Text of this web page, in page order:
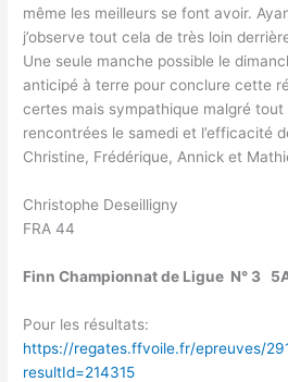
même les meilleurs se font avoir.
j’observe tout cela de très loin
Une seule manche possible le
anticipé à terre pour conclure cette
certes mais sympathique malgré
rencontrées le samedi et l’efficacité
Christine, Frédérique, Annick et
Christophe Deseilligny
FRA 44
Finn Championnat de Ligue N° 3
Pour les résultats:
https://regates.ffvoile.fr/epreuves/
resultId=214315